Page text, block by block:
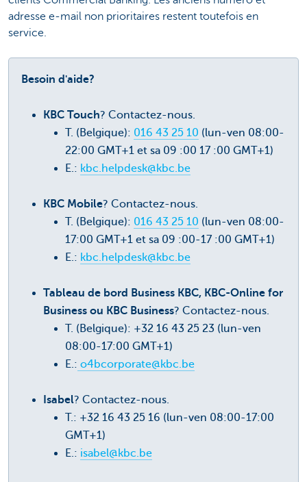
adresse e-mail non prioritaires restent toutefois en
service.
Besoin d'aide?
KBC Touch? Contactez-nous.
T. (Belgique): 016 43 25 10 (lun-ven 08:00-
22:00 GMT+1 et sa 09 :00 17 :00 GMT+1)
E.: kbc.helpdesk@kbc.be
KBC Mobile? Contactez-nous.
T. (Belgique): 016 43 25 10 (lun-ven 08:00-
17:00 GMT+1 et sa 09 :00-17 :00 GMT+1)
E.: kbc.helpdesk@kbc.be
Tableau de bord Business KBC, KBC-Online for
Business ou KBC Business? Contactez-nous.
T. (Belgique): +32 16 43 25 23 (lun-ven
08:00-17:00 GMT+1)
E.: o4bcorporate@kbc.be
Isabel? Contactez-nous.
T.: +32 16 43 25 16 (lun-ven 08:00-17:00
GMT+1)
E.: isabel@kbc.be